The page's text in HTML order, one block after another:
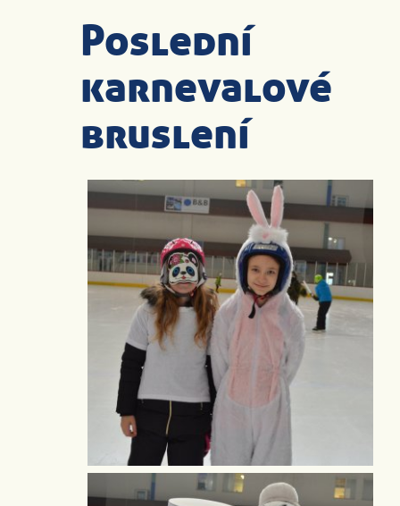
Poslední
karnevalové
bruslení